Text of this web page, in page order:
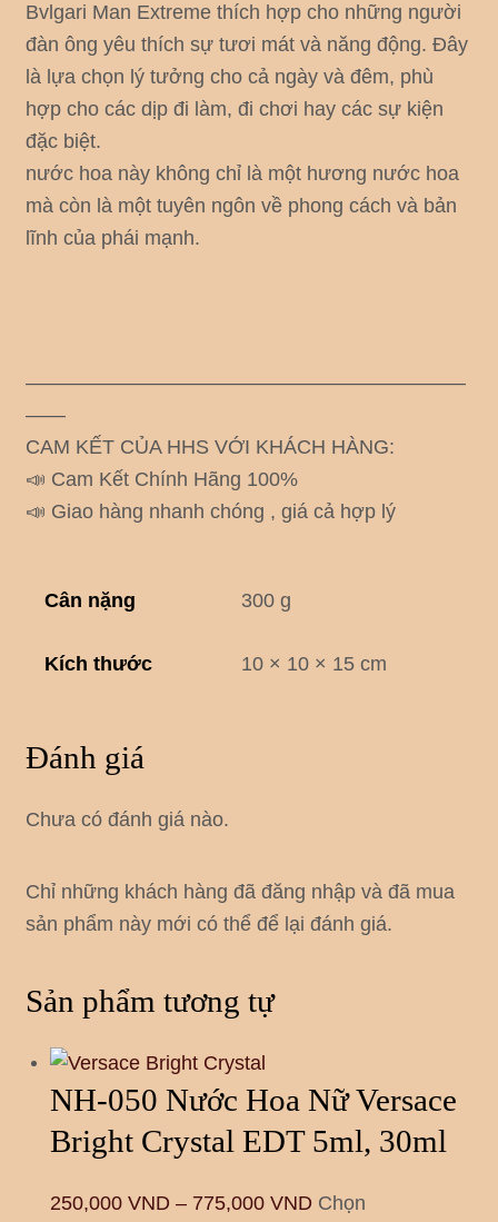
Bvlgari Man Extreme thích hợp cho những người
đàn ông yêu thích sự tươi mát và năng động. Đây
là lựa chọn lý tưởng cho cả ngày và đêm, phù
hợp cho các dịp đi làm, đi chơi hay các sự kiện
đặc biệt.
nước hoa này không chỉ là một hương nước hoa
mà còn là một tuyên ngôn về phong cách và bản
lĩnh của phái mạnh.
——————————————————————
——
CAM KẾT CỦA HHS VỚI KHÁCH HÀNG:
📣 Cam Kết Chính Hãng 100%
📣 Giao hàng nhanh chóng , giá cả hợp lý
Cân nặng 300 g
Kích thước 10 × 10 × 15 cm
Đánh giá
Chưa có đánh giá nào.
Chỉ những khách hàng đã đăng nhập và đã mua
sản phẩm này mới có thể để lại đánh giá.
Sản phẩm tương tự
NH-050 Nước Hoa Nữ Versace
Bright Crystal EDT 5ml, 30ml
250,000 VND – 775,000 VND Chọn